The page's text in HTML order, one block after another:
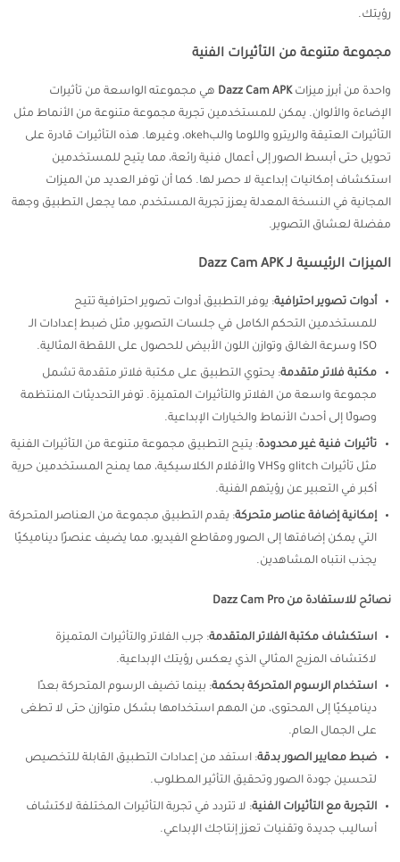
رؤيتك.
مجموعة متنوعة من التأثيرات الفنية
واحدة من أبرز ميزاتDazz Cam APK هي مجموعته الواسعة من تأثيرات
الإضاءة والألوان. يمكن للمستخدمين تجربة مجموعة متنوعة من الأنماط مثل
التأثيرات العتيقة والريترو واللوما والبokeh، وغيرها. هذه التأثيرات قادرة على
تحويل حتى أبسط الصور إلى أعمال فنية رائعة، مما يتيح للمستخدمين
استكشاف إمكانيات إبداعية لا حصر لها. كما أن توفر العديد من الميزات
المجانية في النسخة المعدلة يعزز تجربة المستخدم، مما يجعل التطبيق وجهة
مفضلة لعشاق التصوير.
الميزات الرئيسية لـ Dazz Cam APK
أدوات تصوير احترافية: يوفر التطبيق أدوات تصوير احترافية تتيح
للمستخدمين التحكم الكامل في جلسات التصوير، مثل ضبط إعدادات الـ
ISO وسرعة الغالق وتوازن اللون الأبيض للحصول على اللقطة المثالية.
مكتبة فلاتر متقدمة: يحتوي التطبيق على مكتبة فلاتر متقدمة تشمل
مجموعة واسعة من الفلاتر والتأثيرات المتميزة. توفر التحديثات المنتظمة
وصولًا إلى أحدث الأنماط والخيارات الإبداعية.
تأثيرات فنية غير محدودة: يتيح التطبيق مجموعة متنوعة من التأثيرات الفنية
مثل تأثيرات glitch وVHS والأفلام الكلاسيكية، مما يمنح المستخدمين حرية
أكبر في التعبير عن رؤيتهم الفنية.
إمكانية إضافة عناصر متحركة: يقدم التطبيق مجموعة من العناصر المتحركة
التي يمكن إضافتها إلى الصور ومقاطع الفيديو، مما يضيف عنصرًا ديناميكيًا
يجذب انتباه المشاهدين.
نصائح للاستفادة من Dazz Cam Pro
استكشاف مكتبة الفلاتر المتقدمة: جرب الفلاتر والتأثيرات المتميزة
لاكتشاف المزيج المثالي الذي يعكس رؤيتك الإبداعية.
استخدام الرسوم المتحركة بحكمة: بينما تضيف الرسوم المتحركة بعدًا
ديناميكيًا إلى المحتوى، من المهم استخدامها بشكل متوازن حتى لا تطغى
على الجمال العام.
ضبط معايير الصور بدقة: استفد من إعدادات التطبيق القابلة للتخصيص
لتحسين جودة الصور وتحقيق التأثير المطلوب.
التجربة مع التأثيرات الفنية: لا تتردد في تجربة التأثيرات المختلفة لاكتشاف
أساليب جديدة وتقنيات تعزز إنتاجك الإبداعي.